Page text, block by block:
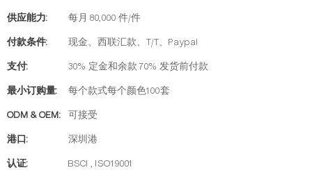
供应能力: 每月 80,000 件/件
付款条件: 现金、西联汇款、T/T、Paypal
支付: 30% 定金和余款 70% 发货前付款
最小订购量: 每个款式每个颜色100套
ODM & OEM: 可接受
港口: 深圳港
认证: BSCI , ISO19001